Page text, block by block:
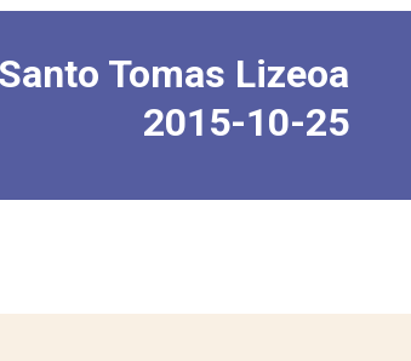
Santo Tomas Lizeoa
2015-10-25